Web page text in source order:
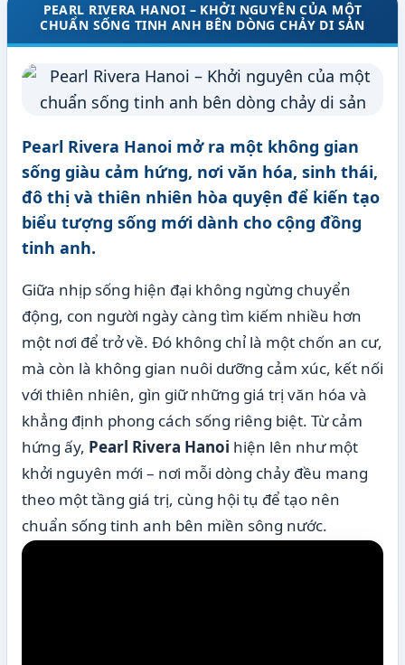
PEARL RIVERA HANOI – KHỞI NGUYÊN CỦA MỘT
CHUẨN SỐNG TINH ANH BÊN DÒNG CHẢY DI SẢN
Pearl Rivera Hanoi mở ra một không gian
sống giàu cảm hứng, nơi văn hóa, sinh thái,
đô thị và thiên nhiên hòa quyện để kiến tạo
biểu tượng sống mới dành cho cộng đồng
tinh anh.
Giữa nhịp sống hiện đại không ngừng chuyển
động, con người ngày càng tìm kiếm nhiều hơn
một nơi để trở về. Đó không chỉ là một chốn an cư,
mà còn là không gian nuôi dưỡng cảm xúc, kết nối
với thiên nhiên, gìn giữ những giá trị văn hóa và
khẳng định phong cách sống riêng biệt. Từ cảm
hứng ấy, Pearl Rivera Hanoi hiện lên như một
khởi nguyên mới – nơi mỗi dòng chảy đều mang
theo một tầng giá trị, cùng hội tụ để tạo nên
chuẩn sống tinh anh bên miền sông nước.